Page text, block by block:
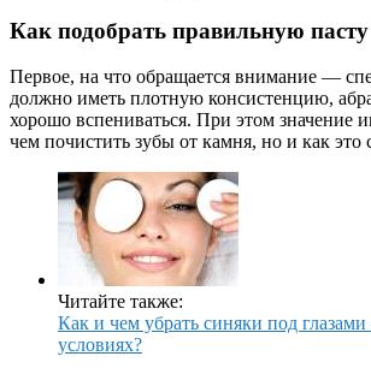
Как подобрать правильную пасту
Первое, на что обращается внимание —
должно иметь плотную консистенцию,
хорошо вспениваться. При этом значение
чем почистить зубы от камня, но и как это
Читайте также:
Как и чем убрать синяки под
условиях?